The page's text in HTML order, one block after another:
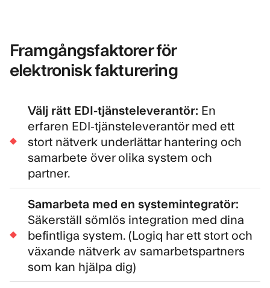
Framgångsfaktorer för
elektronisk fakturering
Välj rätt EDI-tjänsteleverantör: En
erfaren EDI-tjänsteleverantör med ett
stort nätverk underlättar hantering och
samarbete över olika system och
partner.
Samarbeta med en systemintegratör:
Säkerställ sömlös integration med dina
befintliga system. (Logiq harett stort och
växande nätverk av samarbetspartners
som kan hjälpa dig)